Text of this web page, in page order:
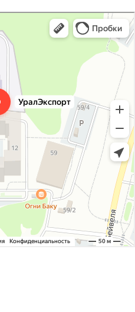
в Челябинске